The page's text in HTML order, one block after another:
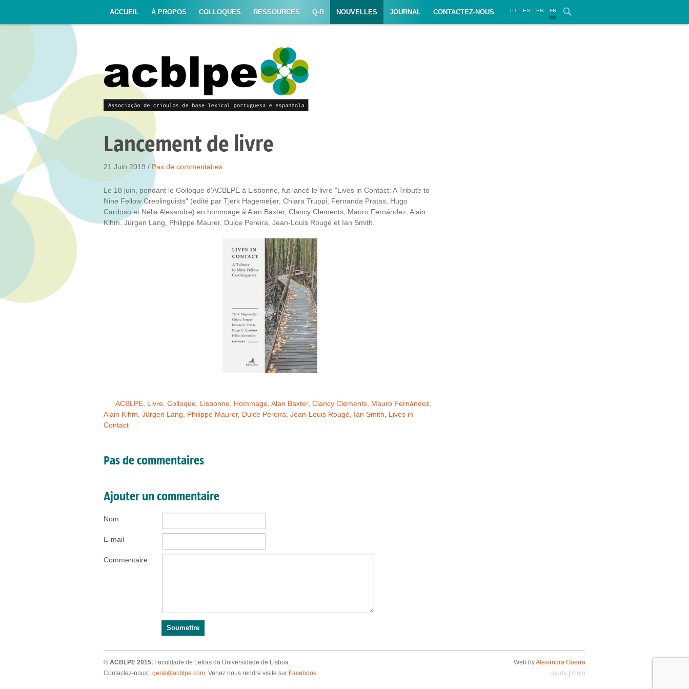
ACCUEIL À PROPOS COLLOQUES RESSOURCES Q-R NOUVELLES JOURNAL CONTACTEZ-NOUS PT ES EN FR
Lancement de livre
21 Juin 2019 / Pas de commentaires
Le 18 juin, pendant le Colloque d'ACBLPE à Lisbonne, fut lancé le livre "Lives in Contact: A Tribute to
Nine Fellow Creolinguists" (edité par Tjerk Hagemeijer, Chiara Truppi, Fernanda Pratas, Hugo
Cardoso et Nélia Alexandre) en hommage à Alan Baxter, Clancy Clements, Mauro Fernández, Alain
Kihm, Jürgen Lang, Philippe Maurer, Dulce Pereira, Jean-Louis Rougé et Ian Smith.
ACBLPE Livre Colloque Lisbonne Hommage Alan Baxter, Clancy Clements Mauro Fernández
Alain Kihm Jürgen Lang Philippe Maurer, Dulce Pereira Jean-Louis Rougé Ian Smith
Lives in
Contact
Pas de commentaires
Ajouter un commentaire
Nom
E-mail
Commentaire
© ACBLPE 2015. Faculdade de Letras da Universidade de Lisboa
Contactez-nous: geral@acblpe.com Venez nous rendre visite sur Facebook
Web byAlexandra Guerra
ajuda | login